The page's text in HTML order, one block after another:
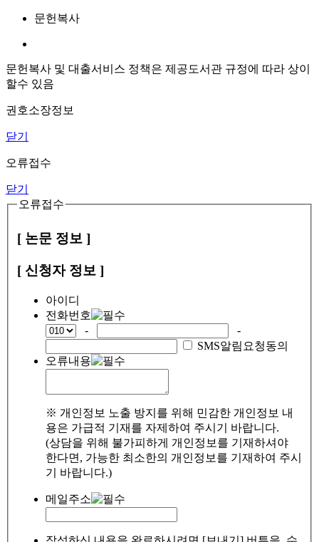
문헌복사
문헌복사 및 대출서비스 정책은 제공도서관 규정에 따라 상이
할수 있음
권호소장정보
닫기
오류접수
닫기
오류접수
[ 논문 정보 ]
[ 신청자 정보 ]
아이디
전화번호
-
-
SMS알림요청동의
오류내용
※ 개인정보 노출 방지를 위해 민감한 개인정보 내
용은 가급적 기재를 자제하여 주시기 바랍니다.
(상담을 위해 불가피하게 개인정보를 기재하셔야
한다면, 가능한 최소한의 개인정보를 기재하여 주시
기 바랍니다.)
메일주소